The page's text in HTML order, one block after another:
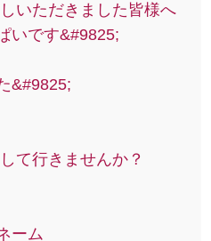
いただきました皆様へ
いです&#9825;
&#9825;
て行きませんか？
ーム